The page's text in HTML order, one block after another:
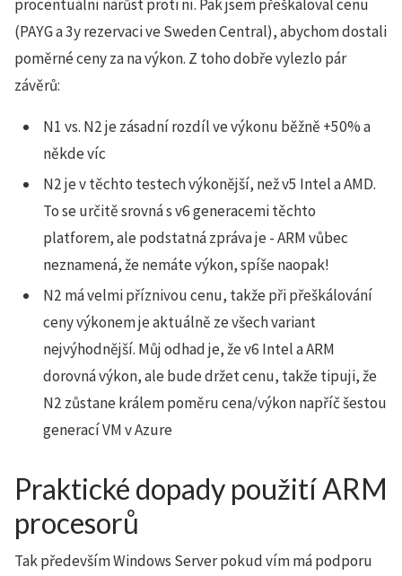
procentuální nárůst proti ní. Pak jsem přeškáloval cenu
(PAYG a 3y rezervaci ve Sweden Central), abychom dostali
poměrné ceny za na výkon. Z toho dobře vylezlo pár
závěrů:
N1 vs. N2 je zásadní rozdíl ve výkonu běžně +50% a
někde víc
N2 je v těchto testech výkonější, než v5 Intel a AMD.
To se určitě srovná s v6 generacemi těchto
platforem, ale podstatná zpráva je - ARM vůbec
neznamená, že nemáte výkon, spíše naopak!
N2 má velmi příznivou cenu, takže při přeškálování
ceny výkonem je aktuálně ze všech variant
nejvýhodnější. Můj odhad je, že v6 Intel a ARM
dorovná výkon, ale bude držet cenu, takže tipuji, že
N2 zůstane králem poměru cena/výkon napříč šestou
generací VM v Azure
Praktické dopady použití ARM
procesorů
Tak především Windows Server pokud vím má podporu